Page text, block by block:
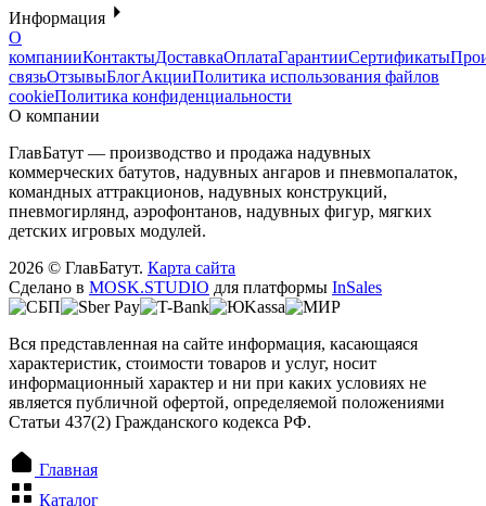
Информация
О
компанииКонтактыДоставкаОплатаГарантииСертификаты
связьОтзывыБлогАкцииПолитика использования файлов
cookieПолитика конфиденциальности
О компании
ГлавБатут — производство и продажа надувных
коммерческих батутов, надувных ангаров и пневмопалаток,
командных аттракционов, надувных конструкций,
пневмогирлянд, аэрофонтанов, надувных фигур, мягких
детских игровых модулей.
2026 © ГлавБатут. Карта сайта
Сделано в MOSK.STUDIO для платформы InSales
Вся представленная на сайте информация, касающаяся
характеристик, стоимости товаров и услуг, носит
информационный характер и ни при каких условиях не
является публичной офертой, определяемой положениями
Статьи 437(2) Гражданского кодекса РФ.
Главная
Каталог